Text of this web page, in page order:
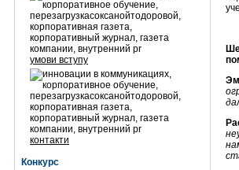
умови вступу
контакти
Конкурс